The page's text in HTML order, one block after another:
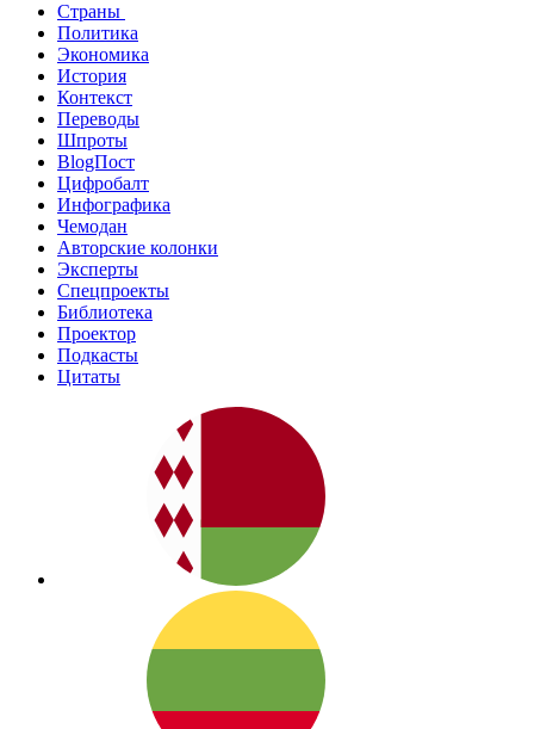
Страны
Политика
Экономика
История
Контекст
Переводы
Шпроты
BlogПост
Цифробалт
Инфографика
Чемодан
Авторские колонки
Эксперты
Спецпроекты
Библиотека
Проектор
Подкасты
Цитаты